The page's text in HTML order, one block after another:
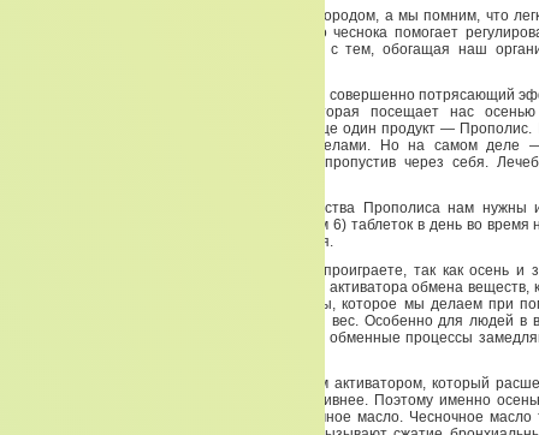
Икан обогащает ткани всего организма кислородом, а мы помним, что
снабжение организма кислородом. А Масло чеснока помогает
улучшает работу всех капилляров, вместе с тем, обогащая наш
Когда мы с вами все это сделали — получили совершенно потрясающий
что у нас есть еще одна проблема, которая посещает нас
заболевания. И здесь уместно вспомнить еще один продукт —
прополис — продукт, вырабатываемый пчелами. Но на самом деле
вещество, которое пчелы преобразовали, пропустив через себя.
Антибактериальные и антимикробные свойства Прополиса нам нужны
нашего организма — для легких. 4 (максимум 6) таблеток в день во время
Рассосали — и ничего ни есть, ни пить нельзя.
Осенью и зимой худеть нежелательно, вы проиграете, так как осень и
сохранение. Но применение такого сильного активатора обмена веществ,
наряду со снижением бактериальной флоры, которое мы делаем при
дает нам возможность контролировать свой вес. Особенно для людей в
второй молодости, как я его называю. Когда обменные процессы
Вот чесночное масло является тем мощным активатором, который
процессы, заставляет их идти быстрее, активнее. Поэтому именно
таким блистательным продуктом, как чесночное масло. Чесночное